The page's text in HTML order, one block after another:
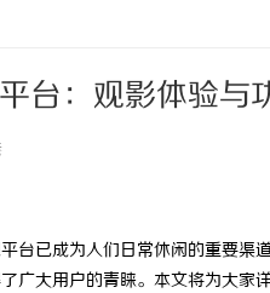
台：观影体验与
台已成为人们日常休闲的重要
广大用户的青睐。本文将为大